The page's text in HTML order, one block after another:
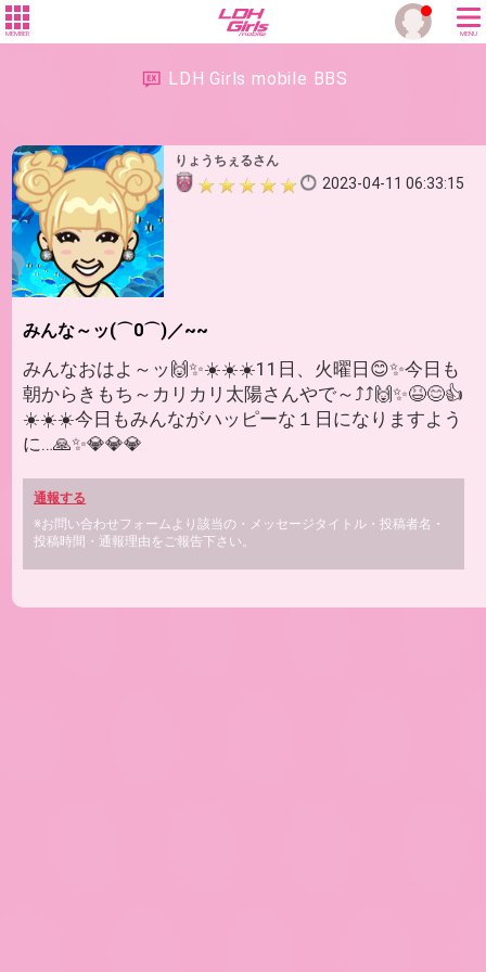
MEMBER MENU
LDH Girls mobile BBS
りょうちぇるさん
2023-04-11 06:33:15
みんな～ッ(⌒0⌒)／~~
みんなおはよ～ッ🙌✨☀️☀️☀️11日、火曜日😊✨今日も
朝からきもち～カリカリ太陽さんやで～⤴️⤴️🙌✨😆😊👍
☀️☀️☀️今日もみんながハッピーな１日になりますよう
に…🙏✨💎💎💎
通報する
※お問い合わせフォームより該当の・メッセージタイトル・投稿者名・
投稿時間・通報理由をご報告下さい。